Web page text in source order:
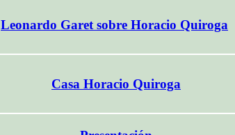
Leonardo Garet sobre Horacio Quiroga
Casa Horacio Quiroga